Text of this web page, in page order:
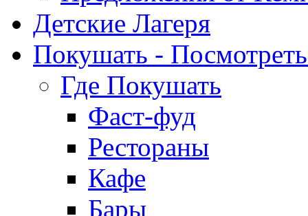
Детские Лагеря
Покушать - Посмотреть
Где Покушать
Фаст-фуд
Рестораны
Кафе
Бары